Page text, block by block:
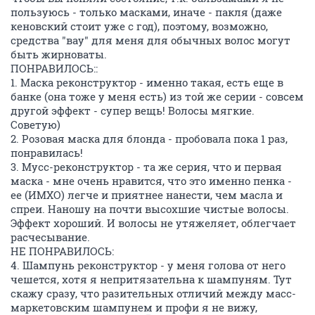
пользуюсь - только масками, иначе - пакля (даже
кеновский стоит уже с год), поэтому, возможно,
средства "вау" для меня для обычных волос могут
быть жирноваты.
ПОНРАВИЛОСЬ::
1. Маска реконструктор - именно такая, есть еще в
банке (она тоже у меня есть) из той же серии - совсем
другой эффект - супер вещь! Волосы мягкие.
Советую)
2. Розовая маска для блонда - пробовала пока 1 раз,
понравилась!
3. Мусс-реконструктор - та же серия, что и первая
маска - мне очень нравится, что это именно пенка -
ее (ИМХО) легче и приятнее нанести, чем масла и
спреи. Наношу на почти высохшие чистые волосы.
Эффект хороший. И волосы не утяжеляет, облегчает
расчесывание.
НЕ ПОНРАВИЛОСЬ:
4. Шампунь реконструктор - у меня голова от него
чешется, хотя я непритязательна к шампуням. Тут
скажу сразу, что разительных отличий между масс-
маркетовским шампунем и профи я не вижу,